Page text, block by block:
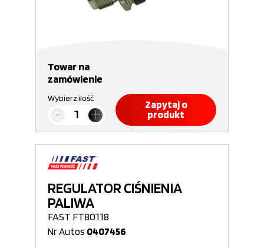
Towar na
zamówienie
Wybierz ilość
Zapytaj o
produkt
REGULATOR CIŚNIENIA
PALIWA
FAST FT80118
Nr Autos 0407456